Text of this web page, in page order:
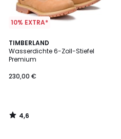
10% EXTRA*
TIMBERLAND
Wasserdichte 6-Zoll-Stiefel
Premium
230,00 €
4,6
/ 5
4,6
/